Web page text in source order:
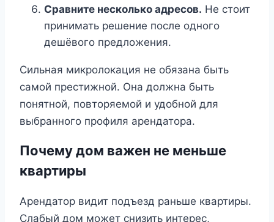
Сравните несколько адресов. Не стоит
принимать решение после одного
дешёвого предложения.
Сильная микролокация не обязана быть
самой престижной. Она должна быть
понятной, повторяемой и удобной для
выбранного профиля арендатора.
Почему дом важен не меньше
квартиры
Арендатор видит подъезд раньше квартиры.
Слабый дом может снизить интерес,